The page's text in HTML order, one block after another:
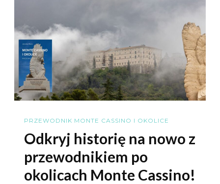
PRZEWODNIK MONTE CASSINO I OKOLICE
Odkryj historię na nowo z
przewodnikiem po
okolicach Monte Cassino!